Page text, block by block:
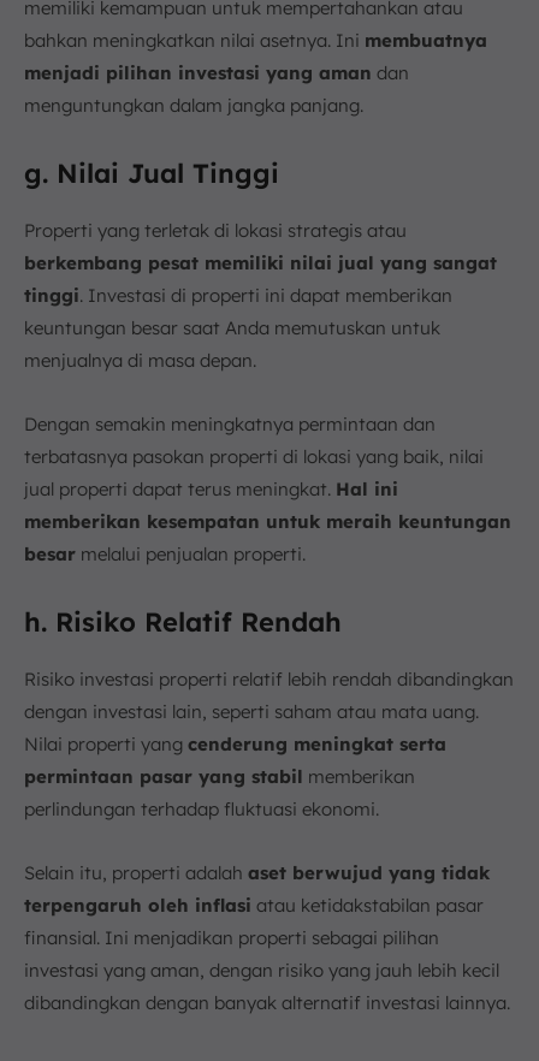
memiliki kemampuan untuk mempertahankan atau
bahkan meningkatkan nilai asetnya. Ini membuatnya
menjadi pilihan investasi yang aman dan
menguntungkan dalam jangka panjang.
g. Nilai Jual Tinggi
Properti yang terletak di lokasi strategis atau
berkembang pesat memiliki nilai jual yang sangat
tinggi. Investasi di properti ini dapat memberikan
keuntungan besar saat Anda memutuskan untuk
menjualnya di masa depan.
Dengan semakin meningkatnya permintaan dan
terbatasnya pasokan properti di lokasi yang baik, nilai
jual properti dapat terus meningkat. Hal ini
memberikan kesempatan untuk meraih keuntungan
besar melalui penjualan properti.
h. Risiko Relatif Rendah
Risiko investasi properti relatif lebih rendah dibandingkan
dengan investasi lain, seperti saham atau mata uang.
Nilai properti yang cenderung meningkat serta
permintaan pasar yang stabil memberikan
perlindungan terhadap fluktuasi ekonomi.
Selain itu, properti adalah aset berwujud yang tidak
terpengaruh oleh inflasi atau ketidakstabilan pasar
finansial. Ini menjadikan properti sebagai pilihan
investasi yang aman, dengan risiko yang jauh lebih kecil
dibandingkan dengan banyak alternatif investasi lainnya.